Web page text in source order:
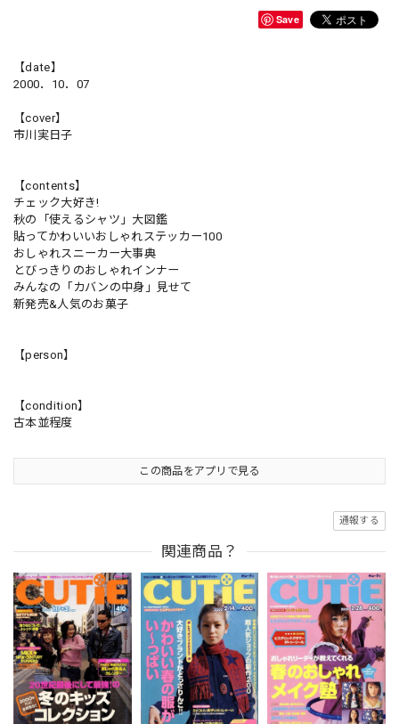
Save
【date】
2000．10．07
【cover】
市川実日子
【contents】
チェック大好き!
秋の「使えるシャツ」大図鑑
貼ってかわいいおしゃれステッカー100
おしゃれスニーカー大事典
とびっきりのおしゃれインナー
みんなの「カバンの中身」見せて
新発売&人気のお菓子
【person】
【condition】
古本並程度
この商品をアプリで見る
通報する
関連商品？